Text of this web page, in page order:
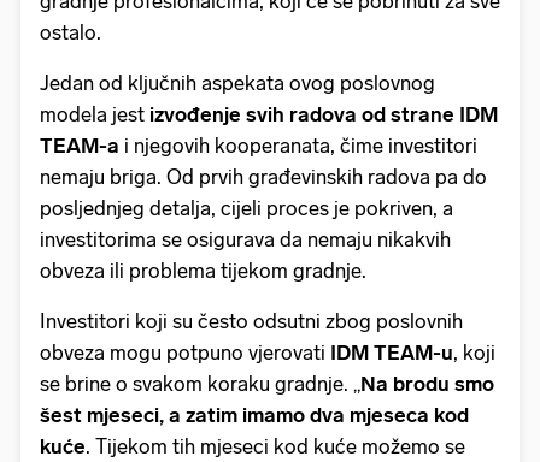
ostalo.
Jedan od ključnih aspekata ovog poslovnog
modela jest izvođenje svih radova od strane IDM
TEAM-a i njegovih kooperanata, čime investitori
nemaju briga. Od prvih građevinskih radova pa do
posljednjeg detalja, cijeli proces je pokriven, a
investitorima se osigurava da nemaju nikakvih
obveza ili problema tijekom gradnje.
Investitori koji su često odsutni zbog poslovnih
obveza mogu potpuno vjerovati IDM TEAM-u, koji
se brine o svakom koraku gradnje. „Na brodu smo
šest mjeseci, a zatim imamo dva mjeseca kod
kuće. Tijekom tih mjeseci kod kuće možemo se